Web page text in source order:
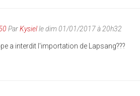
ParKysielle dim 01/01/2017 à 20h32
a interdit l'importation de Lapsang???